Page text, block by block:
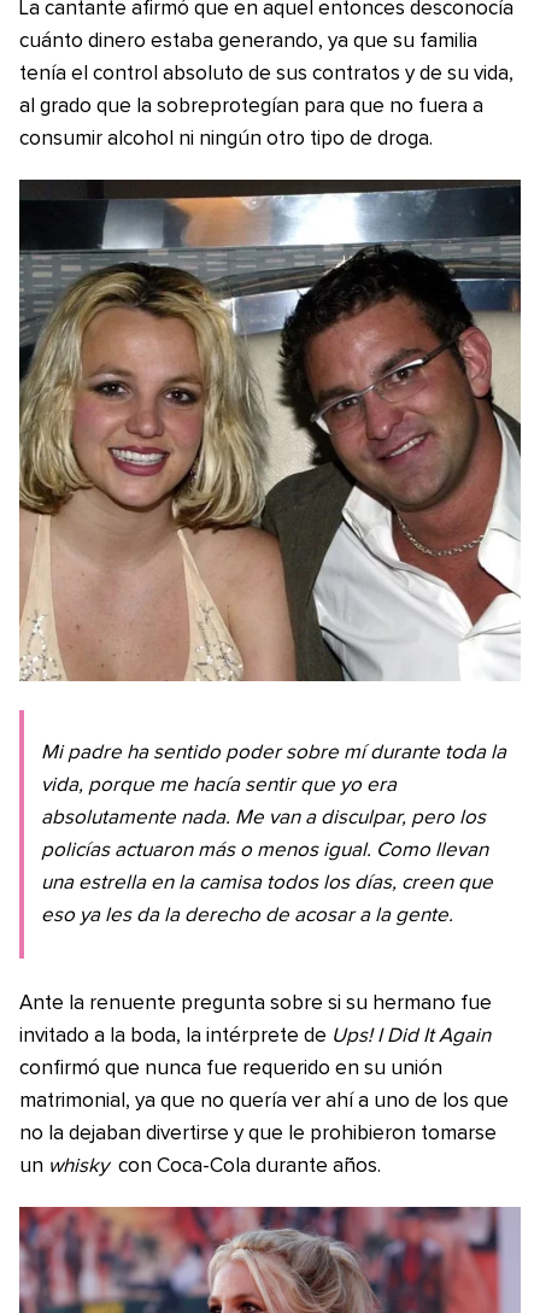
La cantante afirmó que en aquel entonces desconocía
cuánto dinero estaba generando, ya que su familia
tenía el control absoluto de sus contratos y de su vida,
al grado que la sobreprotegían para que no fuera a
consumir alcohol ni ningún otro tipo de droga.
Mi padre ha sentido poder sobre mí durante toda la
vida, porque me hacía sentir que yo era
absolutamente nada. Me van a disculpar, pero los
policías actuaron más o menos igual. Como llevan
una estrella en la camisa todos los días, creen que
eso ya les da la derecho de acosar a la gente.
Ante la renuente pregunta sobre si su hermano fue
invitado a la boda, la intérprete de Ups! I Did It Again
confirmó que nunca fue requerido en su unión
matrimonial, ya que no quería ver ahí a uno de los que
no la dejaban divertirse y que le prohibieron tomarse
un whisky con Coca-Cola durante años.